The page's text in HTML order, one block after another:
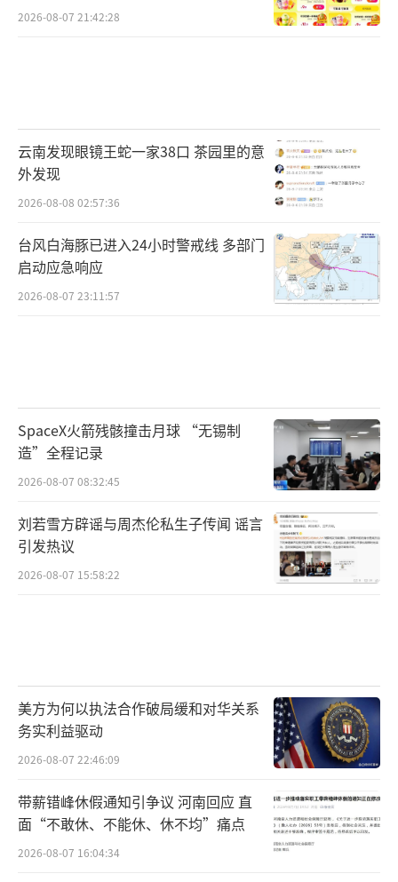
2026-08-07 21:42:28
云南发现眼镜王蛇一家38口 茶园里的意
外发现
2026-08-08 02:57:36
台风白海豚已进入24小时警戒线 多部门
启动应急响应
2026-08-07 23:11:57
SpaceX火箭残骸撞击月球 “无锡制
造”全程记录
2026-08-07 08:32:45
刘若雪方辟谣与周杰伦私生子传闻 谣言
引发热议
2026-08-07 15:58:22
美方为何以执法合作破局缓和对华关系
务实利益驱动
2026-08-07 22:46:09
带薪错峰休假通知引争议 河南回应 直
面“不敢休、不能休、休不均”痛点
2026-08-07 16:04:34